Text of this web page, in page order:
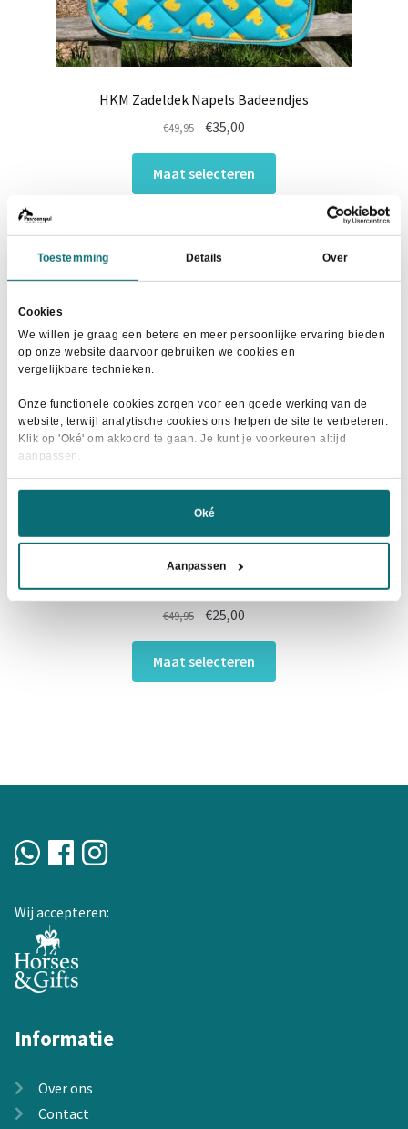
Toestemming Details Over
Cookies
We willen je graag een betere en meer persoonlijke ervaring bieden
op onze website daarvoor gebruiken we cookies en
vergelijkbare technieken.
Onze functionele cookies zorgen voor een goede werking van de
website, terwijl analytische cookies ons helpen de site te verbeteren.
Klik op 'Oké' om akkoord te gaan. Je kunt je voorkeuren altijd
aanpassen.
Oké
Aanpassen
HKM Zadeldek Napels Badeendjes
€49,95
Oorspronkelijke
prijs
was:
€49,95.
€35,00
prijs
is:
€35,00.
Maat selecteren
meerdere
variaties.
Deze
gekozen
de
productpagina
HKM Zadeldek Crystal Fashion Donkergrijs
- 48%
€49,95
Oorspronkelijke
prijs
was:
€49,95.
€25,00
prijs
is:
€25,00.
Maat selecteren
optie
Wij accepteren:
Informatie
Over ons
Contact